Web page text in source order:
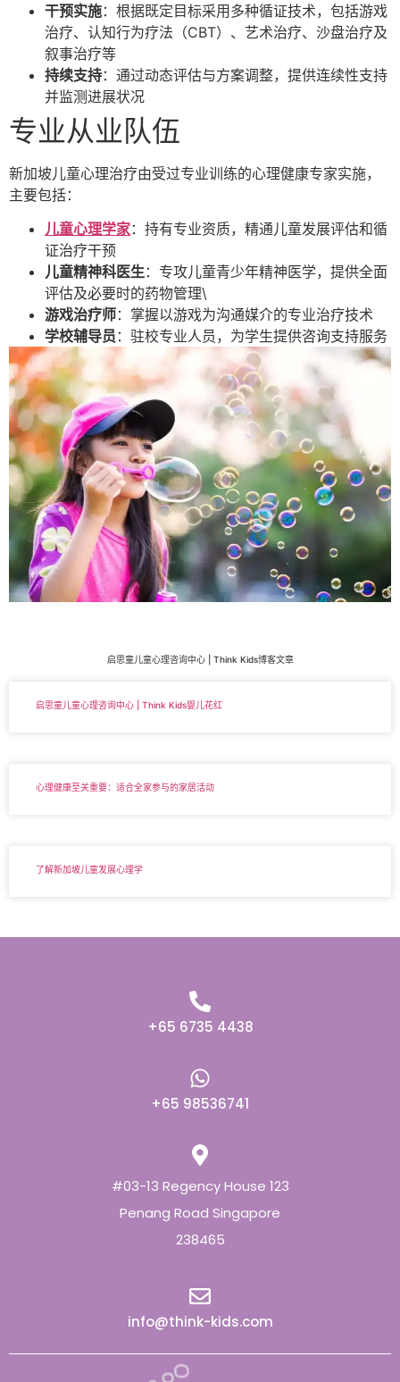
干预实施：根据既定目标采用多种循证技术，包括游戏
治疗、认知行为疗法（CBT）、艺术治疗、沙盘治疗及
叙事治疗等
持续支持：通过动态评估与方案调整，提供连续性支持
并监测进展状况
专业从业队伍
新加坡儿童心理治疗由受过专业训练的心理健康专家实施，
主要包括：
儿童心理学家：持有专业资质，精通儿童发展评估和循
证治疗干预
儿童精神科医生：专攻儿童青少年精神医学，提供全面
评估及必要时的药物管理\
游戏治疗师：掌握以游戏为沟通媒介的专业治疗技术
学校辅导员 ：驻校专业人员，为学生提供咨询支持服务
启思童儿童心理咨询中心 | Think Kids博客文章
启思童儿童心理咨询中心 | Think Kids婴儿花红
心理健康至关重要：适合全家参与的家居活动
了解新加坡儿童发展心理学
+65 6735 4438
+65 98536741
#03-13 Regency House 123
Penang Road Singapore
238465
info@think-kids.com